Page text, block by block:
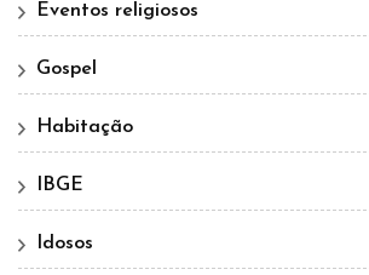
Eventos religiosos
Gospel
Habitação
IBGE
Idosos